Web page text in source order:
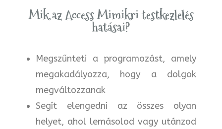
Mik az Access Mimikri testkezlelés
hatásai?
Megszűnteti a programozást, amely
megakadályozza, hogy a dolgok
megváltozzanak
Segít elengedni az összes olyan
helyet, ahol lemásolod vagy utánzod